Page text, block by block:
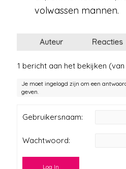
volwassen mannen.
Auteur Reacties
1 bericht aan het bekijken
Je moet ingelogd zijn om een
geven.
Gebruikersnaam:
Wachtwoord:
Log In